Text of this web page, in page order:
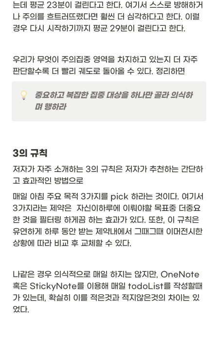
는데 평균 23분이 걸린다고 한다. 여기서 스스로 방해하거
나 주의를 흐트러뜨렸다면 훨씬 더 심각하다고 한다. 이럴
경우 다시 시작하기까지 평균 29분이 걸린다고 한다.
우리가 무엇이 주의집중 영역을 차지하고 있는지 더 자주
판단할수록 더 빨리 궤도로 돌아올 수 있다. 정리하면
중요하고 복잡한 집중 대상을 하나만 골라 의식하
며 행하라
3의 규칙
저자가 자주 소개하는 3의 규칙은 저자가 추천하는 간단하
고 효과적인 방법으로
매일 아침 주요 목적 3가지를 pick 하라는 것이다. 여기서
3가지라는 제약은  자신이하루에 이뤄야할 목표중 더중요
한 것을 필터링 하게끔 하는 효과가 있다. 또한, 이 규칙은
유연하게 하루 동안 받는 제약내에서 그때그때 이머전시한
상황에 따라 비교 후 교체할 수 있다.
나같은 경우 의식적으로 매일 하지는 않지만, OneNote
혹은 StickyNote를 이용해 매일 todoList를 작성할때
가 있는데, 확실히 이를 적은것과 적지않은것의 차이는 있
었다.